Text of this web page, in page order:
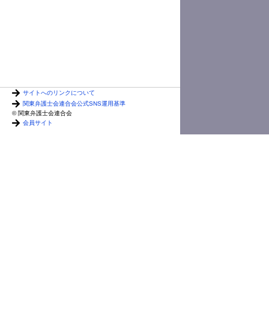
サイトへのリンクについて
関東弁護士会連合会公式SNS運用基準
© 関東弁護士会連合会
会員サイト